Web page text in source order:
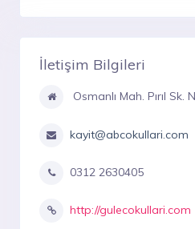
İletişim Bilgileri
Osmanlı Mah. Pırıl
kayit@abcokullari.com
0312 2630405
http://gulecokullari.com